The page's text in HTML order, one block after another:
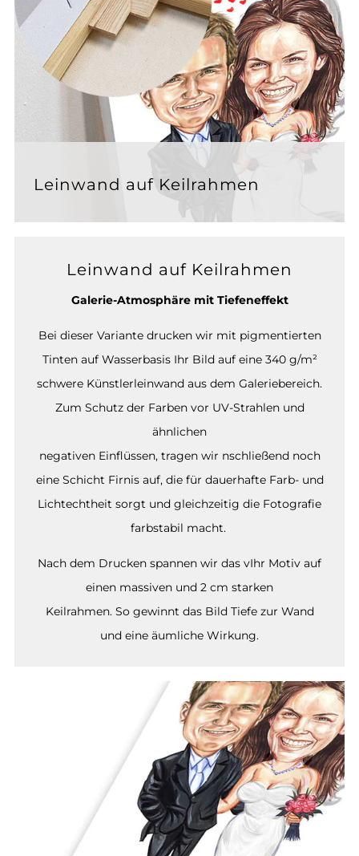
Leinwand auf Keilrahmen
Leinwand auf Keilrahmen
Galerie-Atmosphäre mit Tiefeneffekt
Bei dieser Variante drucken wir mit pigmentierten
Tinten auf Wasserbasis Ihr Bild auf eine 340 g/m²
schwere Künstlerleinwand aus dem Galeriebereich.
Zum Schutz der Farben vor UV-Strahlen und
ähnlichen
negativen Einflüssen, tragen wir nschließend noch
eine Schicht Firnis auf, die für dauerhafte Farb- und
Lichtechtheit sorgt und gleichzeitig die Fotografie
farbstabil macht.
Nach dem Drucken spannen wir das vIhr Motiv auf
einen massiven und 2 cm starken
Keilrahmen. So gewinnt das Bild Tiefe zur Wand
und eine äumliche Wirkung.